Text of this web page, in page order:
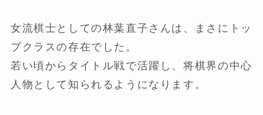
女流棋士としての林葉直子さんは、まさにトッ
プクラスの存在でした。
若い頃からタイトル戦で活躍し、将棋界の中心
人物として知られるようになります。